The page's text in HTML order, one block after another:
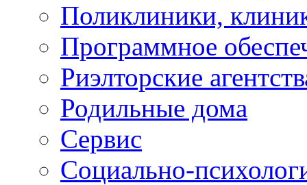
Поликлиники,
Программное
Риэлторские
Родильные дома
Сервис
Социально-